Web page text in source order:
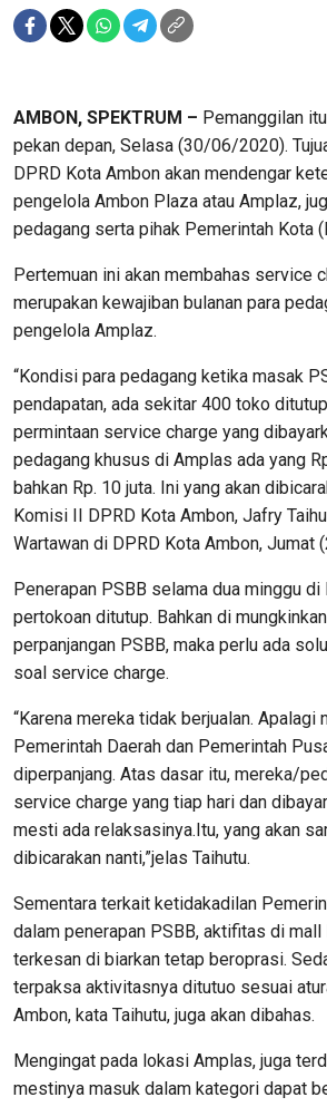
AMBON, SPEKTRUM – Pemanggilan
pekan depan, Selasa (30/06/2020).
DPRD Kota Ambon akan mendengar
pengelola Ambon Plaza atau Amplaz,
pedagang serta pihak Pemerintah Kota
Pertemuan ini akan membahas service
merupakan kewajiban bulanan para
pengelola Amplaz.
“Kondisi para pedagang ketika masak
pendapatan, ada sekitar 400 toko
permintaan service charge yang
pedagang khusus di Amplas ada yang
bahkan Rp. 10 juta. Ini yang akan
Komisi II DPRD Kota Ambon, Jafry
Wartawan di DPRD Kota Ambon, Jumat
Penerapan PSBB selama dua minggu
pertokoan ditutup. Bahkan di
perpanjangan PSBB, maka perlu ada
soal service charge.
“Karena mereka tidak berjualan. Apalagi
Pemerintah Daerah dan Pemerintah
diperpanjang. Atas dasar itu, mereka/
service charge yang tiap hari dan
mesti ada relaksasinya.Itu, yang akan
dibicarakan nanti,”jelas Taihutu.
Sementara terkait ketidakadilan
dalam penerapan PSBB, aktifitas di mall
terkesan di biarkan tetap beroprasi.
terpaksa aktivitasnya ditutuo sesuai
Ambon, kata Taihutu, juga akan dibahas.
Mengingat pada lokasi Amplas, juga
mestinya masuk dalam kategori dapat